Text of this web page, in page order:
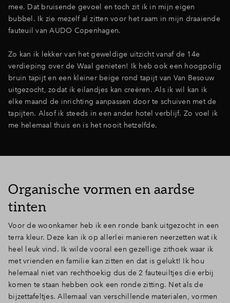
mee. Dat bruisende gevoel en toch zit ik in mijn eigen
bubbel. Ik zie mezelf al zitten voor het raam in mijn draaiende
fauteuil van AUDO Copenhagen.
Zo kan ik lekker van het geweldige uitzicht vanaf de 14e
verdieping over de Waal genieten! Ik heb ook een hoogpolig
bruin tapijt en een kleiner beige rond tapijt van Van Besouw
uitgezocht, zodat ik eilandjes kan creëren. Als ik wil kan ik
elke maand de inrichting aanpassen door te schuiven met de
tapijten. Alsof ik steeds in een ander hotel verblijf. Zo voel ik
me helemaal thuis en is het nooit hetzelfde.
Organische vormen en aardse
tinten
Voor de woonkamer heb ik een ronde bank uitgezocht in een
terra kleur. Deze kan ik op allerlei manieren neerzetten wat ik
heel leuk vind. Ik wilde vooral een gezellige zithoek waar ik
met vrienden en familie kan zitten en dat is gelukt! Ik hou
helemaal niet van rechthoekig dus de 2 fauteuiltjes die erbij
komen te staan hebben ook een ronde zitting. Net als de
bijzettafeltjes. Allemaal van verschillende materialen, vormen